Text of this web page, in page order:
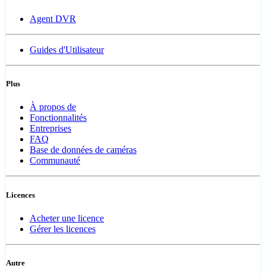
Agent DVR
Guides d'Utilisateur
Plus
À propos de
Fonctionnalités
Entreprises
FAQ
Base de données de caméras
Communauté
Licences
Acheter une licence
Gérer les licences
Autre